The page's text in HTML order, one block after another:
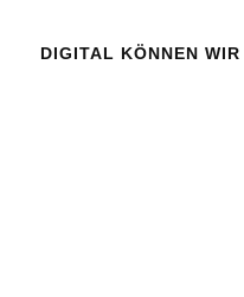
DIGITAL KÖNNEN WIR